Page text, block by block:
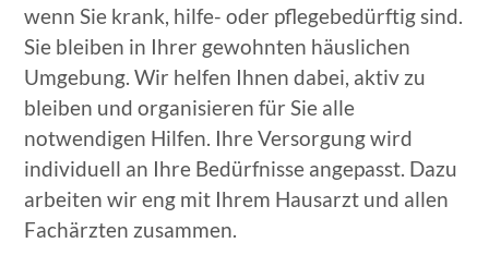
wenn Sie krank, hilfe- oder pflegebedürftig sind.
Sie bleiben in Ihrer gewohnten häuslichen
Umgebung. Wir helfen Ihnen dabei, aktiv zu
bleiben und organisieren für Sie alle
notwendigen Hilfen. Ihre Versorgung wird
individuell an Ihre Bedürfnisse angepasst. Dazu
arbeiten wir eng mit Ihrem Hausarzt und allen
Fachärzten zusammen.